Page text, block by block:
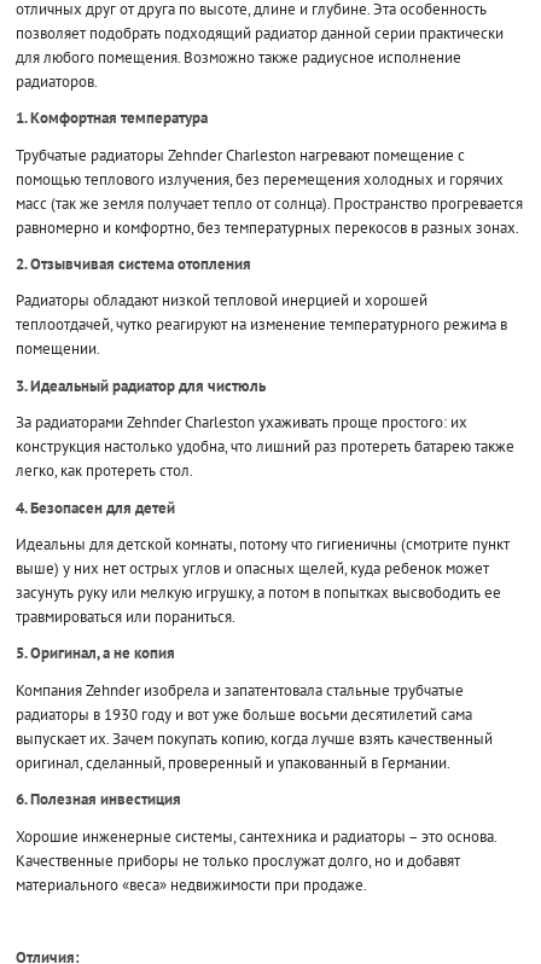
отличных друг от друга по высоте, длине и глубине. Эта особенность
позволяет подобрать подходящий радиатор данной серии практически
для любого помещения. Возможно также радиусное исполнение
радиаторов.
1. Комфортная температура
Трубчатые радиаторы Zehnder Charleston нагревают помещение с
помощью теплового излучения, без перемещения холодных и горячих
масс (так же земля получает тепло от солнца). Пространство прогревается
равномерно и комфортно, без температурных перекосов в разных зонах.
2. Отзывчивая система отопления
Радиаторы обладают низкой тепловой инерцией и хорошей
теплоотдачей, чутко реагируют на изменение температурного режима в
помещении.
3. Идеальный радиатор для чистюль
За радиаторами Zehnder Charleston ухаживать проще простого: их
конструкция настолько удобна, что лишний раз протереть батарею также
легко, как протереть стол.
4. Безопасен для детей
Идеальны для детской комнаты, потому что гигиеничны (смотрите пункт
выше) у них нет острых углов и опасных щелей, куда ребенок может
засунуть руку или мелкую игрушку, а потом в попытках высвободить ее
травмироваться или пораниться.
5. Оригинал, а не копия
Компания Zehnder изобрела и запатентовала стальные трубчатые
радиаторы в 1930 году и вот уже больше восьми десятилетий сама
выпускает их. Зачем покупать копию, когда лучше взять качественный
оригинал, сделанный, проверенный и упакованный в Германии.
6. Полезная инвестиция
Хорошие инженерные системы, сантехника и радиаторы – это основа.
Качественные приборы не только прослужат долго, но и добавят
материального «веса» недвижимости при продаже.
Отличия: